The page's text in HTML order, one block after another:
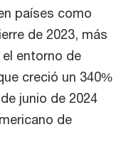
países como
de 2023, más
entorno de
creció un 340%
junio de 2024
de